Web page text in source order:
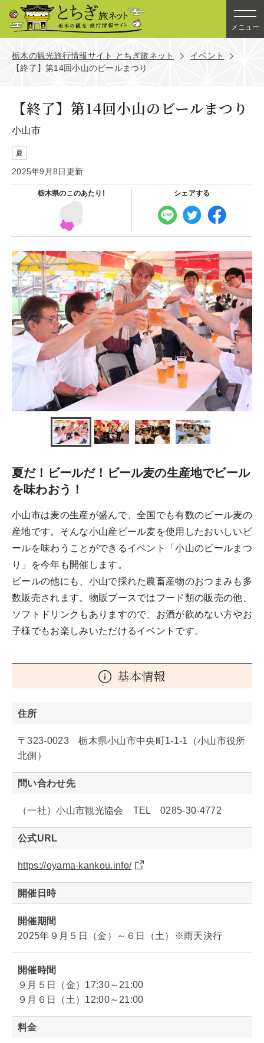
メニュー
栃木の観光旅行情報サイト とちぎ旅ネット
イベント
【終了】第14回小山のビールまつり
【終了】第14回小山のビールまつり
小山市
夏
2025年9月8日更新
栃木県のこのあたり! シェアする
夏だ！ビールだ！ビール麦の生産地でビール
を味わおう！
小山市は麦の生産が盛んで、全国でも有数のビール麦の
産地です。そんな小山産ビール麦を使用したおいしいビ
ールを味わうことができるイベント「小山のビールまつ
り」を今年も開催します。
ビールの他にも、小山で採れた農畜産物のおつまみも多
数販売されます。物販ブースではフード類の販売の他、
ソフトドリンクもありますので、お酒が飲めない方やお
子様でもお楽しみいただけるイベントです。
基本情報
住所
〒323-0023 栃木県小山市中央町1-1-1（小山市役所
北側）
問い合わせ先
（一社）小山市観光協会 TEL 0285-30-4772
公式URL
https://oyama-kankou.info/
開催日時
開催期間
2025年９月５日（金）～６日（土）※雨天決行
開催時間
９月５日（金）17:30～21:00
９月６日（土）12:00～21:00
料金